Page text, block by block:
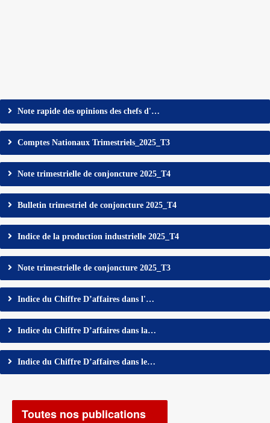
Note rapide des opinions des chefs d'…
Comptes Nationaux Trimestriels_2025_T3
Note trimestrielle de conjoncture 2025_T4
Bulletin trimestriel de conjoncture 2025_T4
Indice de la production industrielle 2025_T4
Note trimestrielle de conjoncture 2025_T3
Indice du Chiffre D’affaires dans l'…
Indice du Chiffre D’affaires dans la…
Indice du Chiffre D’affaires dans le…
Toutes nos publications